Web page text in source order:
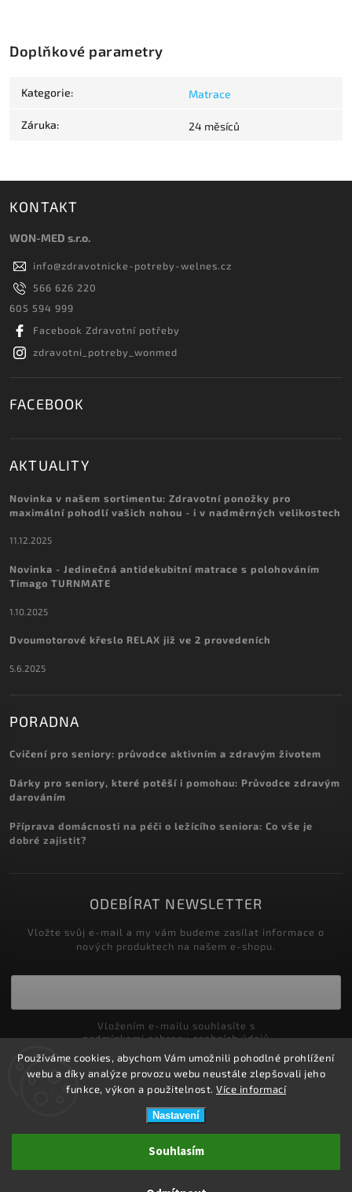
Používáme cookies, abychom Vám umožnili pohodlné prohlížení
webu a díky analýze provozu webu neustále zlepšovali jeho
funkce, výkon a použitelnost. Více informací
Nastavení
Souhlasím
Doplňkové parametry
Kategorie: Matrace
Záruka: 24 měsíců
KONTAKT
WON-MED s.r.o.
info@zdravotnicke-potreby-welnes.cz
566 626 220
605 594 999
Facebook Zdravotní potřeby
zdravotni_potreby_wonmed
FACEBOOK
AKTUALITY
Novinka v našem sortimentu: Zdravotní ponožky pro
maximální pohodlí vašich nohou - i v nadměrných velikostech
11.12.2025
Novinka - Jedinečná antidekubitní matrace s polohováním
Timago TURNMATE
1.10.2025
Dvoumotorové křeslo RELAX již ve 2 provedeních
5.6.2025
PORADNA
Cvičení pro seniory: průvodce aktivním a zdravým životem
Dárky pro seniory, které potěší i pomohou: Průvodce zdravým
darováním
Příprava domácnosti na péči o ležícího seniora: Co vše je
dobré zajistit?
ODEBÍRAT NEWSLETTER
Vložte svůj e-mail a my vám budeme zasílat informace o
nových produktech na našem e-shopu.
podmínkami ochrany osobních údajů
Přihlásit se
ZDRAVOTNÍ POTŘEBY DRDLOVÁ
Upravit nastavení cookies